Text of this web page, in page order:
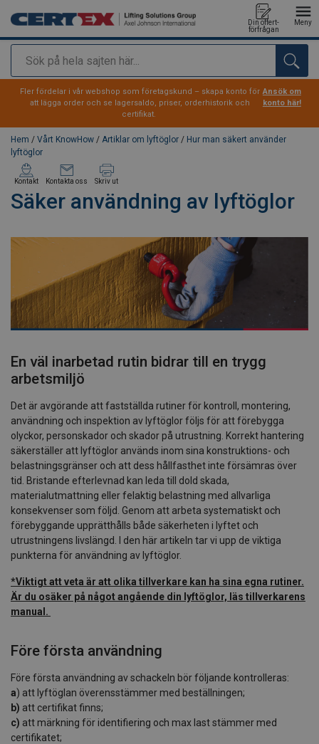
Sök
Din offert-
förfrågan
Meny
tillagd i varukorg
Fler fördelar i vår webshop som företagskund – skapa konto för
att lägga order och se lagersaldo, priser, orderhistorik och
certifikat.
Ansök om
konto här!
Hem / Vårt KnowHow / Artiklar om lyftöglor / Hur man säkert använder
lyftöglor
Säker användning av lyftöglor
Kontakt Kontakta oss Skriv ut
En väl inarbetad rutin bidrar till en trygg
arbetsmiljö
Det är avgörande att fastställda rutiner för kontroll, montering,
användning och inspektion av lyftöglor följs för att förebygga
olyckor, personskador och skador på utrustning. Korrekt hantering
säkerställer att lyftöglor används inom sina konstruktions- och
belastningsgränser och att dess hållfasthet inte försämras över
tid. Bristande efterlevnad kan leda till dold skada,
materialutmattning eller felaktig belastning med allvarliga
konsekvenser som följd. Genom att arbeta systematiskt och
förebyggande upprätthålls både säkerheten i lyftet och
utrustningens livslängd. I den här artikeln tar vi upp de viktiga
punkterna för användning av lyftöglor.
*Viktigt att veta är att olika tillverkare kan ha sina egna rutiner.
Är du osäker på något angående din lyftöglor, läs tillverkarens
manual.
Före första användning
Före första användning av schackeln bör följande kontrolleras:
a) att lyftöglan överensstämmer med beställningen;
b) att certifikat finns;
c) att märkning för identifiering och max last stämmer med
certifikatet;